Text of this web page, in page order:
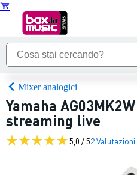
Mixer analogici
Yamaha
streaming live
5,0 / 52 Valutazioni